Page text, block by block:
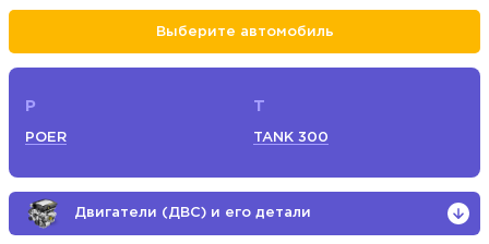
Выберите автомобиль
P
POER
T
TANK 300
Двигатели (ДВС) и его детали